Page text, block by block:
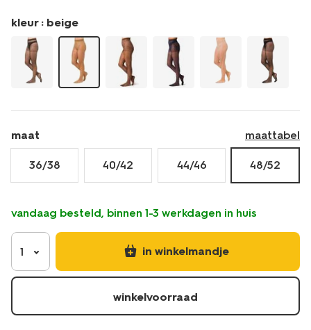
-4-
stuks-
4012234.html
kleur : beige
maat maattabel
36/38 40/42 44/46 48/52
vandaag besteld, binnen 1-3 werkdagen in huis
1 in winkelmandje
winkelvoorraad